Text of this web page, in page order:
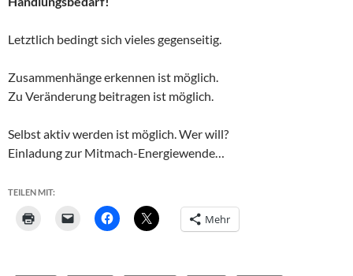
Letztlich bedingt sich vieles gegenseitig.
Zusammenhänge erkennen ist möglich.
Zu Veränderung beitragen ist möglich.
Selbst aktiv werden ist möglich. Wer will?
Einladung zur Mitmach-Energiewende…
TEILEN MIT:
Mehr